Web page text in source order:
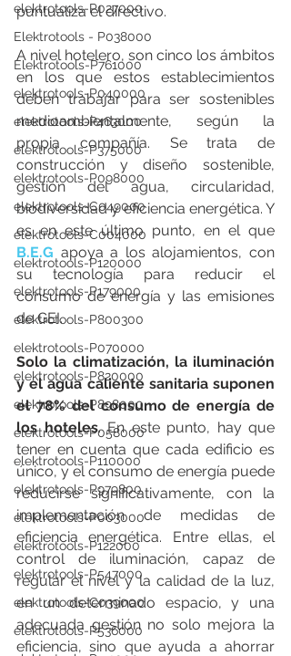
elektrotools-P027000
Elektrotools - P038000
Elektrotools-P761000
elektrotools-P040000
elektrotools-P463000
elektrotools-P375000
elektrotools-P098000
elektrotools-C049000
elektrotools-C004000
elektrotools-P120000
elektrotools-P179000
elektrotools-P800300
elektrotools-P070000
elektrotools-P820000
elektrotools-P898000
elektrotools-P058000
elektrotools-P110000
elektrotools-P979800
elektrotools-P003000
elektrotools-P122000
elektrotools-P547000
elektrotools-C039000
elektrotools-P536000
puntualiza el directivo.
A nivel hotelero, son cinco los ámbitos
en los que estos establecimientos
deben trabajar para ser sostenibles
medioambientalmente, según la
propia compañía. Se trata de
construcción y diseño sostenible,
gestión del agua, circularidad,
biodiversidad y eficiencia energética. Y
B.E.G apoya a los alojamientos, con
su tecnología para reducir el
consumo de energía y las emisiones
de GEI.
Solo la climatización, la iluminación
y el agua caliente sanitaria suponen
el 78% del consumo de energía de
los hoteles. En este punto, hay que
tener en cuenta que cada edificio es
único, y el consumo de energía puede
reducirse significativamente, con la
implementación de medidas de
eficiencia energética. Entre ellas, el
control de iluminación, capaz de
regular el nivel y la calidad de la luz,
en un determinado espacio, y una
adecuada gestión no solo mejora la
eficiencia, sino que ayuda a ahorrar